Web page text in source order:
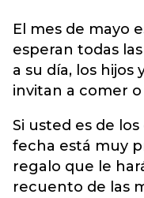
El mes de mayo
esperan todas
a su día, los hijos
invitan a comer
Si usted es de
fecha está muy
regalo que le
recuento de las